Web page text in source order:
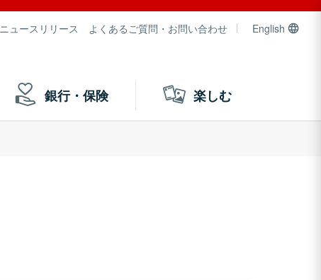
ニュースリリース よくあるご質問・お問い合わせ English
銀行・保険 楽しむ